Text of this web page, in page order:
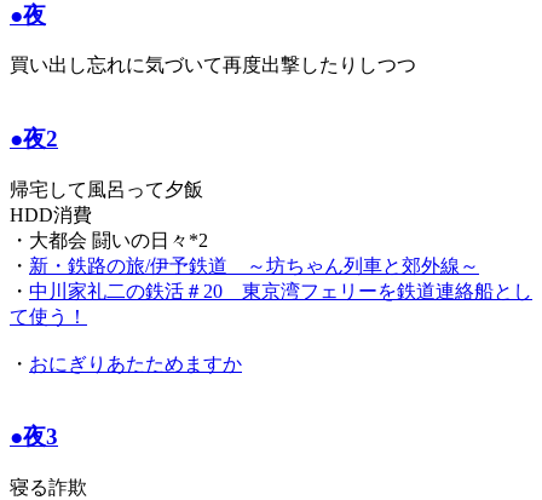
●夜
買い出し忘れに気づいて再度出撃したりしつつ
●夜2
帰宅して風呂って夕飯
HDD消費
・大都会 闘いの日々*2
・ 新・鉄路の旅/伊予鉄道 ～坊ちゃん列車と郊外線～
・ 中川家礼二の鉄活＃20 東京湾フェリーを鉄道連絡船とし
て使う！
・ おにぎりあたためますか
●夜3
寝る詐欺